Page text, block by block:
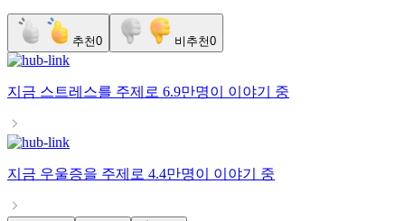
추천0 비추천0
지금 스트레스를 주제로 6.9만명이 이야기 중
지금 우울증을 주제로 4.4만명이 이야기 중